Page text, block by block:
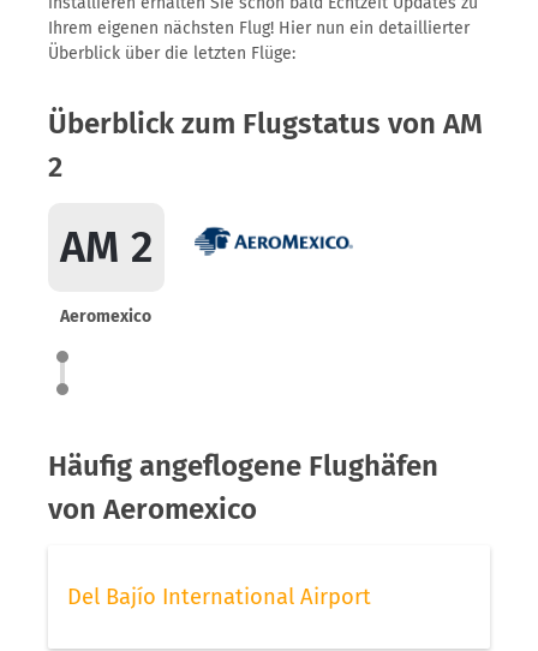
Ihrem eigenen nächsten Flug! Hier nun ein detaillierter
Überblick über die letzten Flüge:
Überblick zum Flugstatus von AM
2
AM 2
Aeromexico
Häufig angeflogene Flughäfen
von Aeromexico
Del Bajío International Airport